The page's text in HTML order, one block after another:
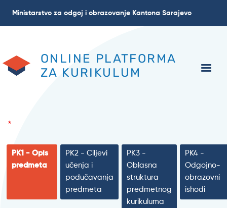
Ministarstvo za odgoj i obrazovanje Kantona Sarajevo
ONLINE PLATFORMA
ZA KURIKULUM
PK1 - Opis
predmeta
PK2 - Ciljevi
učenja i
podučavanja
predmeta
PK3 -
Oblasna
struktura
predmetnog
kurikuluma
PK4 -
Odgojno-
obrazovni
ishodi